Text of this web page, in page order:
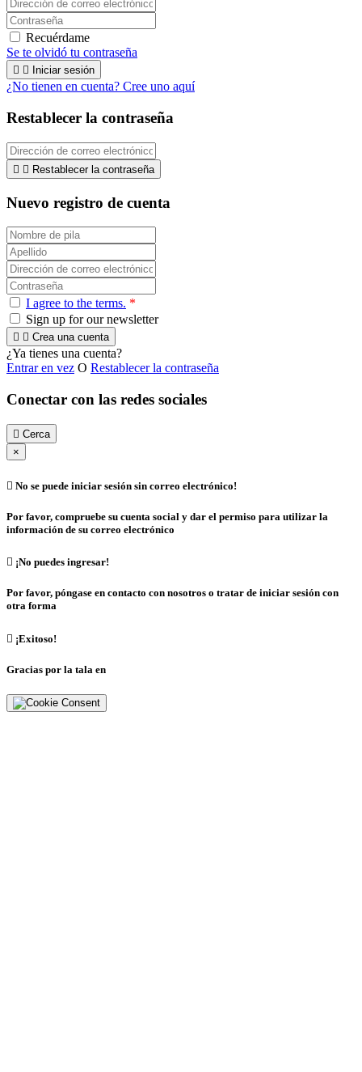
Recuérdame
Se te olvidó tu contraseña
  Iniciar sesión
¿No tienen en cuenta? Cree uno aquí
Restablecer la contraseña
  Restablecer la contraseña
Nuevo registro de cuenta
I agree to the terms. *
Sign up for our newsletter
  Crea una cuenta
¿Ya tienes una cuenta?
Entrar en vez O Restablecer la contraseña
Conectar con las redes sociales
 Cerca
×
 No se puede iniciar sesión sin correo electrónico!
Por favor, compruebe su cuenta social y dar el permiso para utilizar la
información de su correo electrónico
 ¡No puedes ingresar!
Por favor, póngase en contacto con nosotros o tratar de iniciar sesión con
otra forma
 ¡Exitoso!
Gracias por la tala en